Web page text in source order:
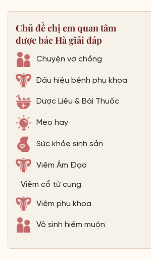
Chủ đề chị em quan tâm
được bác Hà giải đáp
Chuyện vợ chồng
Dấu hiệu bệnh phụ khoa
Dược Liệu & Bài Thuốc
Mẹo hay
Sức khỏe sinh sản
Viêm Âm Đạo
Viêm cổ tử cung
Viêm phụ khoa
Vô sinh hiếm muộn